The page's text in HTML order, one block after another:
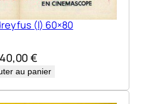
(l) 60×80
40,00€
au panier